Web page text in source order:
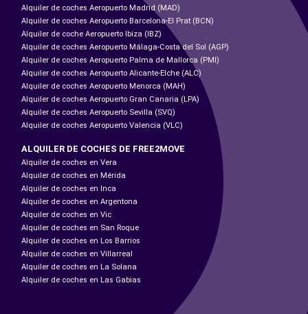
Alquiler de coches Aeropuerto Madrid (MAD)
Alquiler de coches Aeropuerto Barcelona-El Prat (BCN)
Alquiler de coche Aeropuerto Ibiza (IBZ)
Alquiler de coches Aeropuerto Málaga-Costa del Sol (AGP)
Alquiler de coches Aeropuerto Palma de Mallorca (PMI)
Alquiler de coches Aeropuerto Alicante-Elche (ALC)
Alquiler de coches Aeropuerto Menorca (MAH)
Alquiler de coches Aeropuerto Gran Canaria (LPA)
Alquiler de coches Aeropuerto Sevilla (SVQ)
Alquiler de coches Aeropuerto Valencia (VLC)
ALQUILER DE COCHES DE FREE2MOVE
Alquiler de coches en Vera
Alquiler de coches en Mérida
Alquiler de coches en Inca
Alquiler de coches en Argentona
Alquiler de coches en Vic
Alquiler de coches en San Roque
Alquiler de coches en Los Barrios
Alquiler de coches en Villarreal
Alquiler de coches en La Solana
Alquiler de coches en Las Gabias